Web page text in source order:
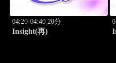
04:20-04:40 20分
Insight(再)